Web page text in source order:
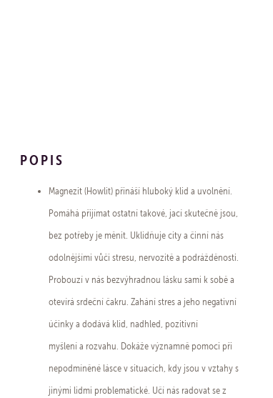
POPIS
Magnezit (Howlit) přináší hluboký klid a uvolnění.
Pomáhá přijímat ostatní takové, jací skutečně jsou,
bez potřeby je měnit. Uklidňuje city a činní nás
odolnějšími vůči stresu, nervozitě a podrážděnosti.
Probouzí v nás bezvýhradnou lásku sami k sobě a
otevírá srdeční čakru. Zahání stres a jeho negativní
účinky a dodává klid, nadhled, pozitivní
myšlení a rozvahu. Dokáže významně pomoci při
nepodmíněné lásce v situacích, kdy jsou v vztahy s
jinými lidmi problematické. Učí nás radovat se z